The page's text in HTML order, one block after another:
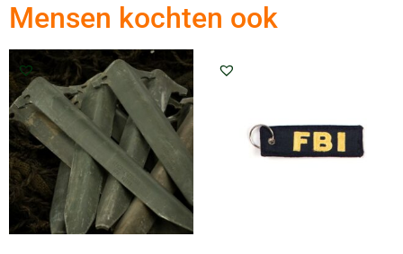
Mensen kochten ook